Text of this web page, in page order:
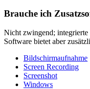
Brauche ich
Nicht zwingend;
Software bietet aber
Bildschirmaufnahme
Screen Recording
Screenshot
Windows